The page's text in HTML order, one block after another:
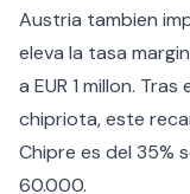
Austria tambien
eleva la tasa
a EUR 1 millon.
chipriota, este
Chipre es del 35%
60.000.